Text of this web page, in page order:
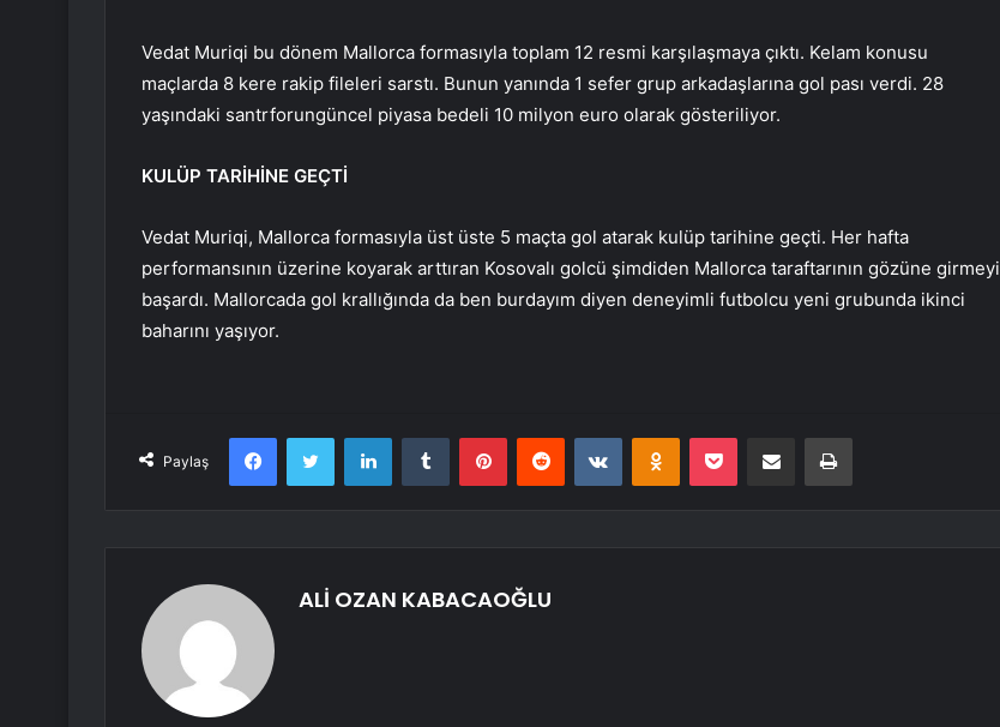
Vedat Muriqi bu dönem Mallorca formasıyla toplam 12 resmi karşılaşmaya çıktı. Kelam konusu
maçlarda 8 kere rakip fileleri sarstı. Bunun yanında 1 sefer grup arkadaşlarına gol pası verdi. 28
yaşındaki santrforungüncel piyasa bedeli 10 milyon euro olarak gösteriliyor.
KULÜP TARİHİNE GEÇTİ
Vedat Muriqi, Mallorca formasıyla üst üste 5 maçta gol atarak kulüp tarihine geçti. Her hafta
performansının üzerine koyarak arttıran Kosovalı golcü şimdiden Mallorca taraftarının gözüne girmeyi
başardı. Mallorcada gol krallığında da ben burdayım diyen deneyimli futbolcu yeni grubunda ikinci
baharını yaşıyor.
Paylaş
FacebookTwitter LinkedInTumblr PinterestReddit VKontakteOdnoklassniki
Pocket E-Posta ile paylaş Yazdır
ALİ OZAN KABACAOĞLU